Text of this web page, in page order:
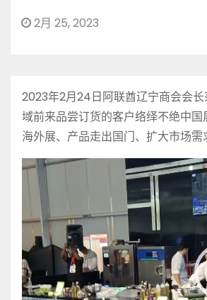
2月 25, 2023
2023年2月24日阿联酋辽宁商会会
域前来品尝订货的客户络绎不绝中
海外展、产品走出国门、扩大市场
视
放
器